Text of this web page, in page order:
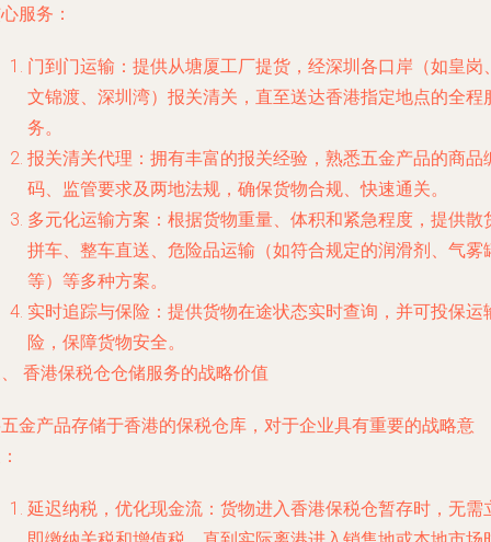
服务：
门到门运输：提供从塘厦工厂提货，经深圳各口岸（如皇岗
文锦渡、深圳湾）报关清关，直至送达香港指定地点的全程
务。
报关清关代理：拥有丰富的报关经验，熟悉五金产品的商品
码、监管要求及两地法规，确保货物合规、快速通关。
多元化运输方案：根据货物重量、体积和紧急程度，提供散
拼车、整车直送、危险品运输（如符合规定的润滑剂、气雾
等）等多种方案。
实时追踪与保险：提供货物在途状态实时查询，并可投保运
险，保障货物安全。
香港保税仓仓储服务的战略价值
金产品存储于香港的保税仓库，对于企业具有重要的战略意
延迟纳税，优化现金流：货物进入香港保税仓暂存时，无需